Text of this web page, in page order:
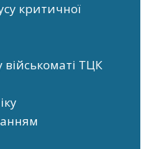
критичної
ТЦК